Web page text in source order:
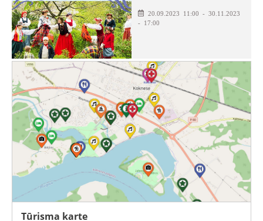
20.09.2023 11:00 - 30.11.2023
- 17:00
Tūrisma karte